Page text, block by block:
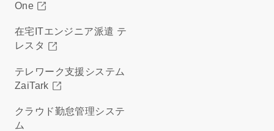
One
在宅ITエンジニア派遣 テ
レスタ
テレワーク支援システム
ZaiTark
クラウド勤怠管理システ
ム